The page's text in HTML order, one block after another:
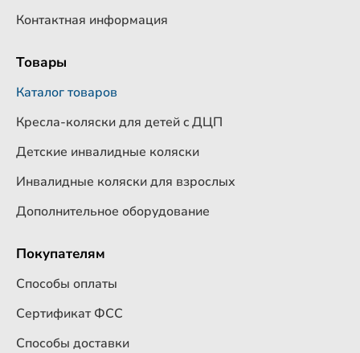
Контактная информация
Товары
Каталог товаров
Кресла-коляски для детей c ДЦП
Детские инвалидные коляски
Инвалидные коляски для взрослых
Дополнительное оборудование
Покупателям
Способы оплаты
Сертификат ФСС
Способы доставки